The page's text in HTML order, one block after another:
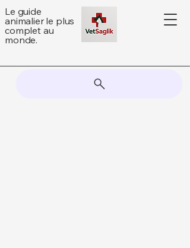
Le guide
animalier le plus
complet au
monde.